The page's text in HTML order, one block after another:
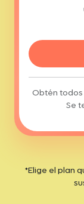
Obtén todos
Se
*Elige el plan